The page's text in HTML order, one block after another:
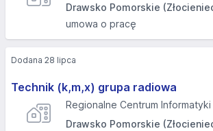
Drawsko Pomorskie
umowa o pracę
Technik (k,m,x) grupa radiowa
Regionalne Centrum
Drawsko Pomorskie
Dodana 28 lipca